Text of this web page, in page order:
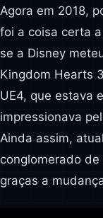
Agora em 2018,
foi a coisa certa
se a Disney
Kingdom Hearts
UE4, que estava
impressionava
Ainda assim,
conglomerado
graças a